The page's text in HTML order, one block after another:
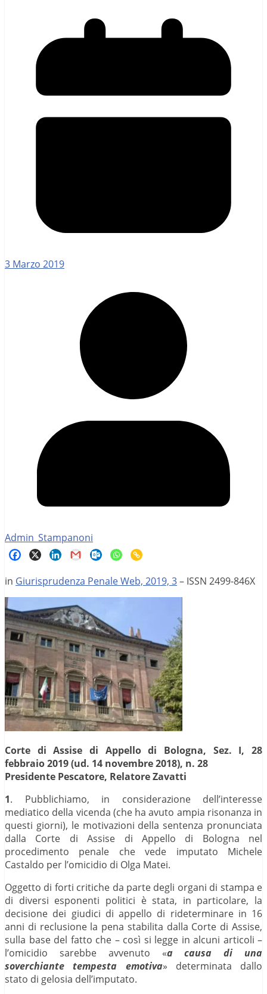
3 Marzo 2019
Admin_Stampanoni
in Giurisprudenza Penale Web, 2019, 3– ISSN 2499-846X
Corte di Assise di Appello di Bologna, Sez. I, 28
febbraio 2019 (ud. 14 novembre 2018), n. 28
Presidente Pescatore, Relatore Zavatti
1. Pubblichiamo, in considerazione dell’interesse
mediatico della vicenda (che ha avuto ampia risonanza in
questi giorni), le motivazioni della sentenza pronunciata
dalla Corte di Assise di Appello di Bologna nel
procedimento penale che vede imputato Michele
Castaldo per l’omicidio di Olga Matei.
Oggetto di forti critiche da parte degli organi di stampa e
di diversi esponenti politici è stata, in particolare, la
decisione dei giudici di appello di rideterminare in 16
anni di reclusione la pena stabilita dalla Corte di Assise,
sulla base del fatto che – così si legge in alcuni articoli –
l’omicidio sarebbe avvenuto «a causa di una
soverchiante tempesta emotiva» determinata dallo
stato di gelosia dell’imputato.